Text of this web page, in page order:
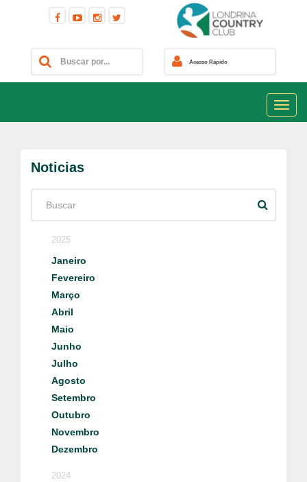
Acesso Rápido
Noticias
2025
Janeiro
Fevereiro
Março
Abril
Maio
Junho
Julho
Agosto
Setembro
Outubro
Novembro
Dezembro
2024